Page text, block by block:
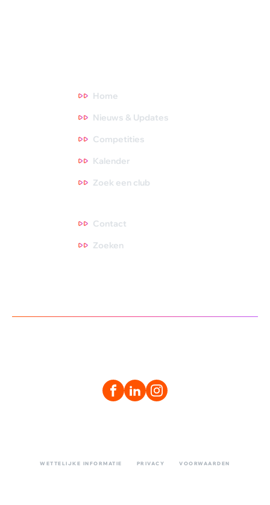
Home
Nieuws & Updates
Competities
Kalender
Zoek een club
Contact
Zoeken
WETTELIJKE INFORMATIE PRIVACY VOORWAARDEN